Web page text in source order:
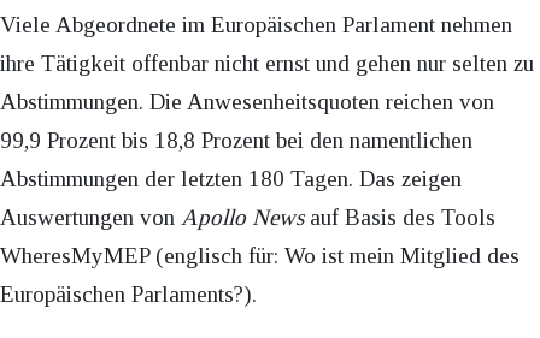
Viele Abgeordnete im Europäischen Parlament nehmen
ihre Tätigkeit offenbar nicht ernst und gehen nur selten zu
Abstimmungen. Die Anwesenheitsquoten reichen von
99,9 Prozent bis 18,8 Prozent bei den namentlichen
Abstimmungen der letzten 180 Tagen. Das zeigen
Auswertungen von Apollo Newsauf Basis des Tools
WheresMyMEP (englisch für: Wo ist mein Mitglied des
Europäischen Parlaments?).